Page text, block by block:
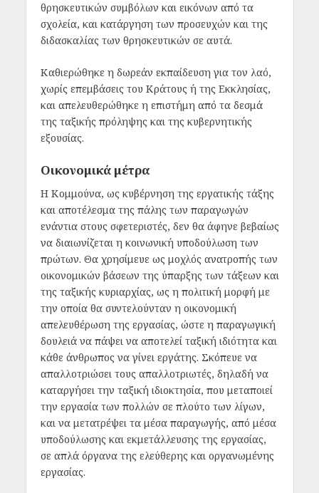
θρησκευτικών συμβόλων και εικόνων από τα
σχολεία, και κατάργηση των προσευχών και της
διδασκαλίας των θρησκευτικών σε αυτά.
Καθιερώθηκε η δωρεάν εκπαίδευση για τον λαό,
χωρίς επεμβάσεις του Κράτους ή της Εκκλησίας,
και απελευθερώθηκε η επιστήμη από τα δεσμά
της ταξικής πρόληψης και της κυβερνητικής
εξουσίας.
Οικονομικά μέτρα
Η Κομμούνα, ως κυβέρνηση της εργατικής τάξης
και αποτέλεσμα της πάλης των παραγωγών
ενάντια στους σφετεριστές, δεν θα άφηνε βεβαίως
να διαιωνίζεται η κοινωνική υποδούλωση των
πρώτων. Θα χρησίμευε ως μοχλός ανατροπής των
οικονομικών βάσεων της ύπαρξης των τάξεων και
της ταξικής κυριαρχίας, ως η πολιτική μορφή με
την οποία θα συντελούνταν η οικονομική
απελευθέρωση της εργασίας, ώστε η παραγωγική
δουλειά να πάψει να αποτελεί ταξική ιδιότητα και
κάθε άνθρωπος να γίνει εργάτης. Σκόπευε να
απαλλοτριώσει τους απαλλοτριωτές, δηλαδή να
καταργήσει την ταξική ιδιοκτησία, που μεταποιεί
την εργασία των πολλών σε πλούτο των λίγων,
και να μετατρέψει τα μέσα παραγωγής, από μέσα
υποδούλωσης και εκμετάλλευσης της εργασίας,
σε απλά όργανα της ελεύθερης και οργανωμένης
εργασίας.